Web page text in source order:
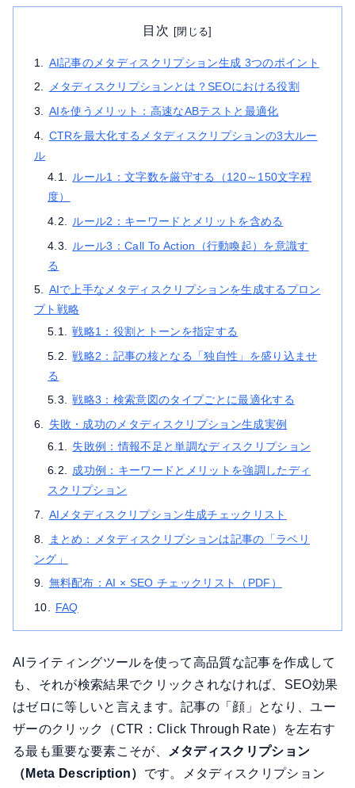
目次
AI記事のメタディスクリプション生成 3つのポイント
メタディスクリプションとは？SEOにおける役割
AIを使うメリット：高速なABテストと最適化
CTRを最大化するメタディスクリプションの3大ルー
ル
ルール1：文字数を厳守する（120～150文字程
度）
ルール2：キーワードとメリットを含める
ルール3：Call To Action（行動喚起）を意識す
る
AIで上手なメタディスクリプションを生成するプロン
プト戦略
戦略1：役割とトーンを指定する
戦略2：記事の核となる「独自性」を盛り込ませ
る
戦略3：検索意図のタイプごとに最適化する
失敗・成功のメタディスクリプション生成実例
失敗例：情報不足と単調なディスクリプション
成功例：キーワードとメリットを強調したディ
スクリプション
AIメタディスクリプション生成チェックリスト
まとめ：メタディスクリプションは記事の「ラベリ
ング」
無料配布：AI × SEO チェックリスト（PDF）
FAQ
AIライティングツールを使って高品質な記事を作成して
も、それが検索結果でクリックされなければ、SEO効果
はゼロに等しいと言えます。記事の「顔」となり、ユー
ザーのクリック（CTR：Click Through Rate）を左右す
る最も重要な要素こそが、
メタディスクリプション
（Meta Description） です。メタディスクリプション